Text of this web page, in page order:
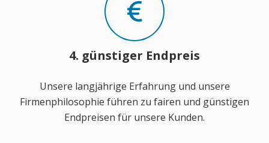
4. günstiger Endpreis
Unsere langjährige Erfahrung und unsere
Firmenphilosophie führen zu fairen und günstigen
Endpreisen für unsere Kunden.